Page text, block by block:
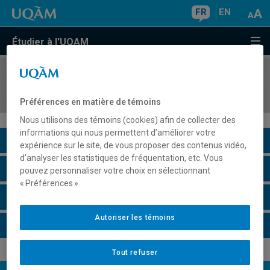
FR EN
Étudier à l'UQAM
COURS//
Description du cours
Horaire - Été 2026
Préférences en matière de témoins
Nous utilisons des témoins (cookies) afin de collecter des
informations qui nous permettent d’améliorer votre
expérience sur le site, de vous proposer des contenus vidéo,
d’analyser les statistiques de fréquentation, etc. Vous
pouvez personnaliser votre choix en sélectionnant
« Préférences ».
Tout refuser
Autoriser les témoins